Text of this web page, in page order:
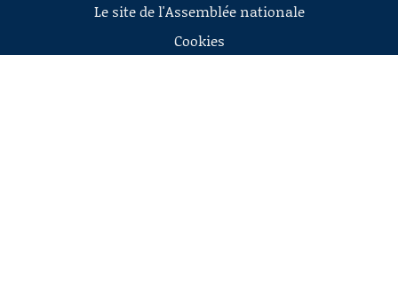
Le site de l'Assemblée nationale
Cookies